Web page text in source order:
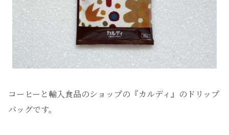
コーヒーと輸入食品のショップの『カルディ』のドリップ
バッグです。